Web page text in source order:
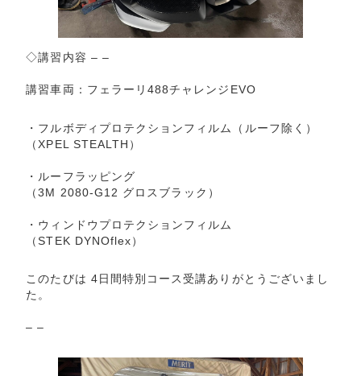
◇講習内容 – –
講習車両：フェラーリ488チャレンジEVO
・フルボディプロテクションフィルム（ルーフ除く）
（XPEL STEALTH）
・ルーフラッピング
（3M 2080-G12 グロスブラック）
・ウィンドウプロテクションフィルム
（STEK DYNOflex）
このたびは 4日間特別コース受講ありがとうございまし
た。
– –